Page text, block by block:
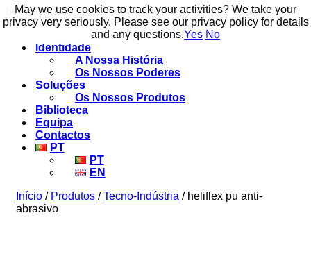
build to flow.
Identidade
A Nossa História
Os Nossos Poderes
Soluções
Os Nossos Produtos
Biblioteca
Equipa
Contactos
PT
PT
EN
Início / Produtos /Tecno-Indústria / heliflex pu anti-
abrasivo
May we use cookies to track your activities? We take your
privacy very seriously. Please see our privacy policy for details
and any questions.Yes No
May we use cookies to track your activities? We take your
privacy very seriously. Please see our privacy policy for details
and any questions.Yes No